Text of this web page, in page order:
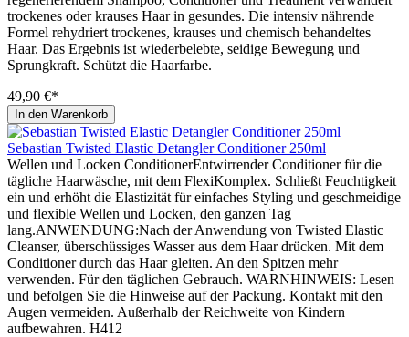
trockenes oder krauses Haar in gesundes. Die intensiv nährende
Formel rehydriert trockenes, krauses und chemisch behandeltes
Haar. Das Ergebnis ist wiederbelebte, seidige Bewegung und
Sprungkraft. Schützt die Haarfarbe.
49,90 €*
In den Warenkorb
Sebastian Twisted Elastic Detangler Conditioner 250ml
Wellen und Locken ConditionerEntwirrender Conditioner für die
tägliche Haarwäsche, mit dem FlexiKomplex. Schließt Feuchtigkeit
ein und erhöht die Elastizität für einfaches Styling und geschmeidige
und flexible Wellen und Locken, den ganzen Tag
lang.ANWENDUNG:Nach der Anwendung von Twisted Elastic
Cleanser, überschüssiges Wasser aus dem Haar drücken. Mit dem
Conditioner durch das Haar gleiten. An den Spitzen mehr
verwenden. Für den täglichen Gebrauch. WARNHINWEIS: Lesen
und befolgen Sie die Hinweise auf der Packung. Kontakt mit den
Augen vermeiden. Außerhalb der Reichweite von Kindern
aufbewahren. H412